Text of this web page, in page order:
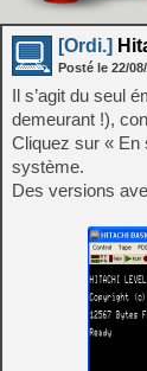
[Ordi.]
Posté le 22/
Il s’agit du seul
demeurant !),
Cliquez sur « En
système.
Des versions